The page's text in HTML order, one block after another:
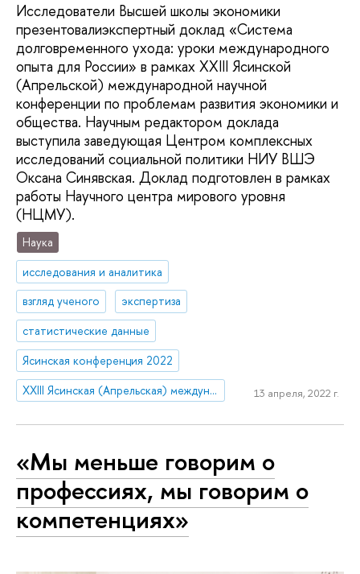
Исследователи Высшей школы экономики
презентовалиэкспертный доклад «Система
долговременного ухода: уроки международного
опыта для России» в рамках XXIII Ясинской
(Апрельской) международной научной
конференции по проблемам развития экономики и
общества. Научным редактором доклада
выступила заведующая Центром комплексных
исследований социальной политики НИУ ВШЭ
Оксана Синявская. Доклад подготовлен в рамках
работы Научного центра мирового уровня
(НЦМУ).
Наука
исследования и аналитика
взгляд ученого
экспертиза
статистические данные
Ясинская конференция 2022
XXIII Ясинская (Апрельская) международная научная конференция по проблемам развития экономики и общества
13 апреля, 2022 г.
«Мы меньше говорим о
профессиях, мы говорим о
компетенциях»